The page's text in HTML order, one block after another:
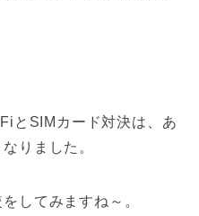
とSIMカード対決は、あ
りました。
してみますね～。